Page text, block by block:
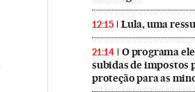
12:15 Lula, uma
21:14
O programa
subidas de impostos
proteção para as